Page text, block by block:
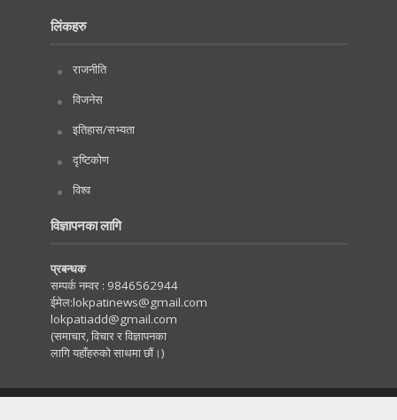
लिंकहरु
राजनीति
विजनेस
इतिहास/सभ्यता
दृष्टिकोण
विश्व
विज्ञापनका लागि
प्रबन्धक
सम्पर्क नम्वर : 9846562944
ईमेल:lokpatinews@gmail.com
lokpatiadd@gmail.com
(समाचार, विचार र विज्ञापनका
लागि यहाँहरुको साथमा छौं।)